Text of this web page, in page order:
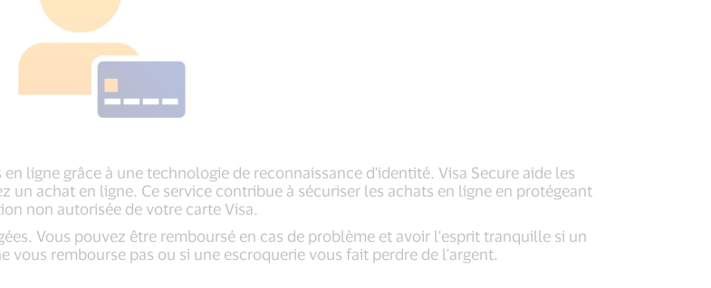
ligne grâce à une technologie de reconnaissance d'identité. Visa Secure aide les
achat en ligne. Ce service contribue à sécuriser les achats en ligne en protégeant
non autorisée de votre carte Visa.
Vous pouvez être remboursé en cas de problème et avoir l'esprit tranquille si un
vous rembourse pas ou si une escroquerie vous fait perdre de l'argent.